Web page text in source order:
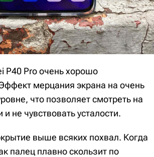
P40 Pro очень хорошо
мерцания экрана на очень
что позволяет смотреть на
не чувствовать усталости.
выше всяких похвал. Когда
палец плавно скользит по